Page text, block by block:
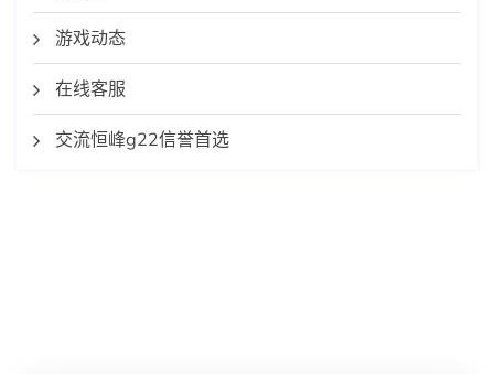
游戏动态
在线客服
交流恒峰g22信誉首选